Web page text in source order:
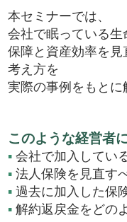
本セミナーでは、
会社で眠っている生
保障と資産効率を見
考え方を
実際の事例をもとに
このような経営者
▪ 会社で加入してい
▪ 法人保険を見直す
▪ 過去に加入した保
▪ 解約返戻金をどの